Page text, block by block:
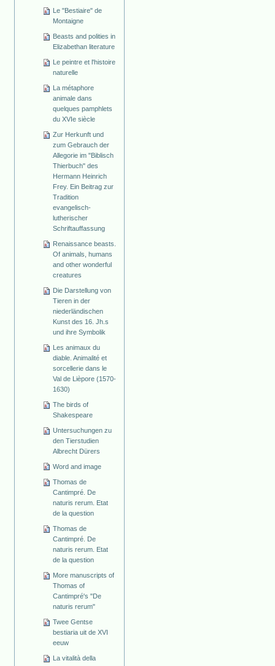
Le "Bestiaire" de
Montaigne
Beasts and polities in
Elizabethan literature
Le peintre et l'histoire
naturelle
La métaphore
animale dans
quelques pamphlets
du XVIe siècle
Zur Herkunft und
zum Gebrauch der
Allegorie im "Biblisch
Thierbuch" des
Hermann Heinrich
Frey. Ein Beitrag zur
Tradition
evangelisch-
lutherischer
Schriftauffassung
Renaissance beasts.
Of animals, humans
and other wonderful
creatures
Die Darstellung von
Tieren in der
niederländischen
Kunst des 16. Jh.s
und ihre Symbolik
Les animaux du
diable. Animalité et
sorcellerie dans le
Val de Lièpore (1570-
1630)
The birds of
Shakespeare
Untersuchungen zu
den Tierstudien
Albrecht Dürers
Word and image
Thomas de
Cantimpré. De
naturis rerum. Etat
de la question
Thomas de
Cantimpré. De
naturis rerum. Etat
de la question
More manuscripts of
Thomas of
Cantimpré's "De
naturis rerum"
Twee Gentse
bestiaria uit de XVI
eeuw
La vitalità della